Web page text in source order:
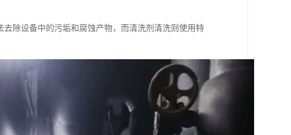
除设备中的污垢和腐蚀产物，而清洗剂清洗则使用特